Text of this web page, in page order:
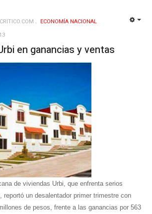
ECONOMÍ­A NACIONAL
en ganancias y ventas
de viviendas Urbi, que enfrenta serios
reportó un desalentador primer trimestre con
de pesos, frente a las ganancias por 563